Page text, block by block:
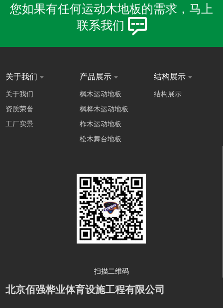
您如果有任何运动木地板的需求，马上
联系我们
关于我们
关于我们
资质荣誉
工厂实景
产品展示
枫木运动地板
枫桦木运动地板
柞木运动地板
松木舞台地板
结构展示
结构展示
扫描二维码
北京佰强桦业体育设施工程有限公司